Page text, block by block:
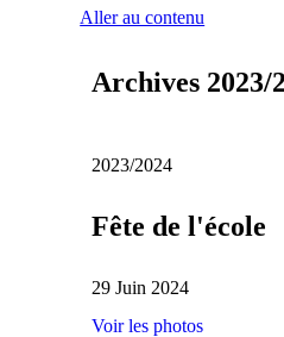
Aller au contenu
Archives 2023/
2023/2024
Fête de l'école
29 Juin 2024
Voir les photos